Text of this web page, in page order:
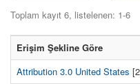
Toplam kayıt 6, listelenen: 1-6
Erişim Şekline Göre
Attribution 3.0 United States